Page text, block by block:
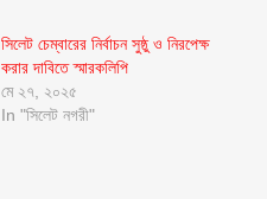
সিলেট চেম্বারের নির্বাচন সুষ্ঠু ও নিরপেক্ষ
করার দাবিতে স্মারকলিপি
মে ২৭, ২০২৫
In "সিলেট নগরী"